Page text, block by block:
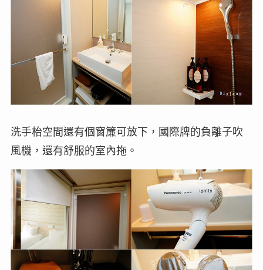
洗手枱空間還有個窗簾可放下，國際牌的負離子吹
風機，還有舒服的室內拖。